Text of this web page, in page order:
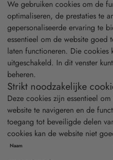
We gebruiken cookies om de
optimaliseren, de prestaties te
gepersonaliseerde ervaring te
essentieel om de website goed
laten functioneren. Die cookies
uitgeschakeld. In dit venster
beheren.
Strikt noodzakelijke
Deze cookies zijn essentieel
website te navigeren en de
toegang tot beveiligde delen
cookies kan de website niet
Naam